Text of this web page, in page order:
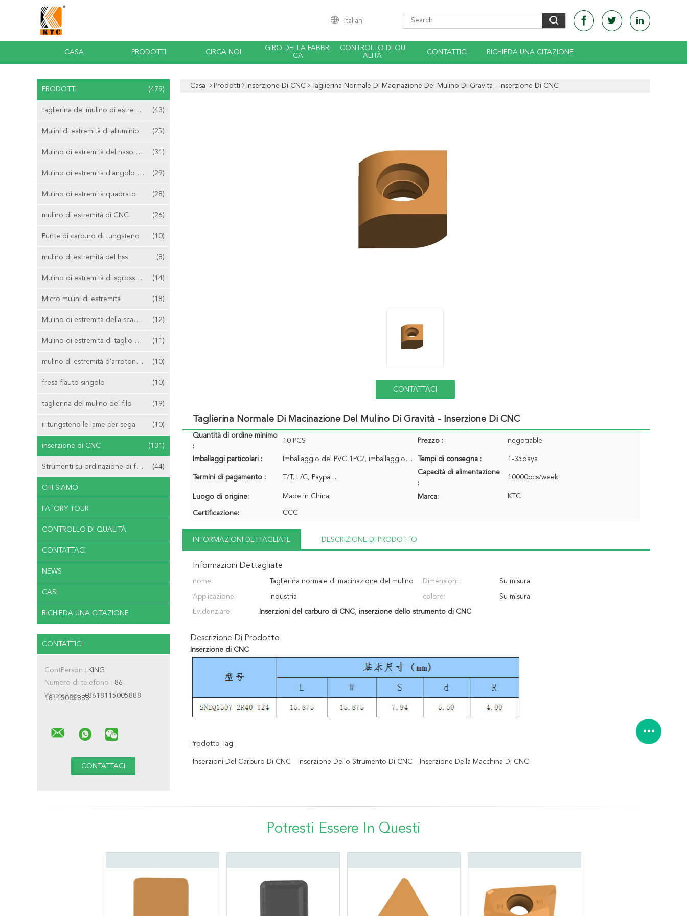
Italian
CASA PRODOTTI CIRCA NOI
GIRO DELLA FABBRI
CA
CONTROLLO DI QU
ALITÀ
CONTATTICI RICHIEDA UNA CITAZIONE
PRODOTTI (479)
taglierina del mulino di estremità del carburo (43)
Mulini di estremità di alluminio (25)
Mulino di estremità del naso della palla (31)
Mulino di estremità d'angolo del raggio (29)
Mulino di estremità quadrato (28)
mulino di estremità di CNC (26)
Punte di carburo di tungsteno (10)
mulino di estremità del hss (8)
Mulino di estremità di sgrossatura (14)
Micro mulini di estremità (18)
Mulino di estremità della scanalatura di T (12)
Mulino di estremità di taglio concentrare (11)
mulino di estremità d'arrotondamento d'angolo (10)
fresa flauto singolo (10)
taglierina del mulino del filo (19)
il tungsteno le lame per sega (10)
inserzione di CNC (131)
Strumenti su ordinazione di fresatura (44)
CHI SIAMO
FATORY TOUR
CONTROLLO DI QUALITÀ
CONTATTACI
NEWS
CASI
RICHIEDA UNA CITAZIONE
CONTATTICI
ContPerson : KING
Numero di telefono : 86-
18115005888
WhatsApp :+8618115005888
Casa Prodotti Inserzione Di CNC Taglierina Normale Di Macinazione Del Mulino Di Gravità - Inserzione Di CNC
CONTATTACI
Taglierina Normale Di Macinazione Del Mulino Di Gravità - Inserzione Di CNC
Quantità di ordine minimo
:
10 PCS Prezzo : negotiable
Imballaggi particolari : Imballaggio del PVC 1PC/, imballaggio del PVC 10pcs/pacchetto… Tempi di consegna : 1-35days
Termini di pagamento : T/T, L/C, Paypal…
Capacità di alimentazione
:
10000pcs/week
Luogo di origine: Made in China Marca: KTC
Certificazione: CCC
INFORMAZIONI DETTAGLIATE DESCRIZIONE DI PRODOTTO
Informazioni Dettagliate
nome: Taglierina normale di macinazione del mulino
di gravità - inserzione di CNC
Dimensioni: Su misura
Applicazione: industria colore: Su misura
Evidenziare: Inserzioni del carburo di CNC, inserzione dello strumento di CNC
Descrizione Di Prodotto
Inserzione di CNC
Prodotto Tag:
Inserzioni Del Carburo Di CNC Inserzione Dello Strumento Di CNC Inserzione Della Macchina Di CNC
Potresti Essere In Questi